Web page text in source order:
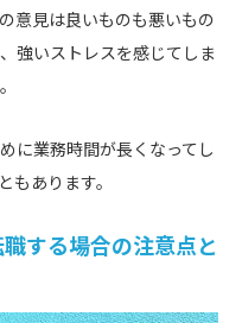
意見は良いものも悪いもの
強いストレスを感じてしま
に業務時間が長くなってし
もあります。
する場合の注意点と